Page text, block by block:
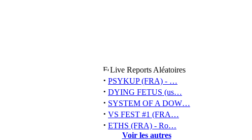
Live Reports Aléatoires
· PSYKUP (FRA) - …
· DYING FETUS (us…
· SYSTEM OF A DOW…
· VS FEST #1 (FRA…
· ETHS (FRA) - Ro…
Voir les autres